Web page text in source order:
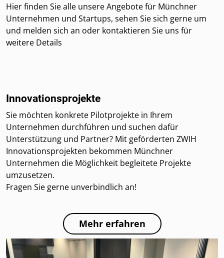
Hier finden Sie alle unsere Angebote für Münchner
Unternehmen und Startups, sehen Sie sich gerne um
und melden sich an oder kontaktieren Sie uns für
weitere Details
Innovationsprojekte
Sie möchten konkrete Pilotprojekte in Ihrem
Unternehmen durchführen und suchen dafür
Unterstützung und Partner? Mit geförderten ZWIH
Innovationsprojekten bekommen Münchner
Unternehmen die Möglichkeit begleitete Projekte
umzusetzen.
Fragen Sie gerne unverbindlich an!
Mehr erfahren